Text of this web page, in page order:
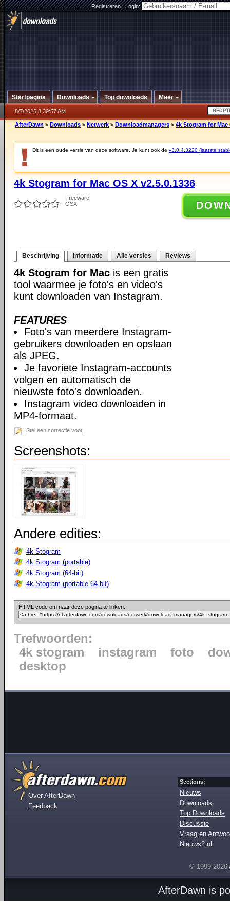
Registreren|Login:
Startpagina Downloads Top downloads Meer
8/7/2026 8:39:57 AM
AfterDawn > Downloads > Netwerk > Downloadmanagers > 4k Stogram for Mac
Dit is een oude versie van deze software. Je kunt ook de v3.0.4.3220 (laatste
4k Stogram for Mac OS X v2.5.0.1336
Freeware
OSX
Beschrijving Informatie Alle versies Reviews
4k Stogram for Mac is een gratis
tool waarmee je foto's en video's
kunt downloaden van Instagram.
FEATURES
Foto's van meerdere Instagram-
gebruikers downloaden en opslaan
als JPEG.
Je favoriete Instagram-accounts
volgen en automatisch de
nieuwste foto's downloaden.
Instagram video downloaden in
MP4-formaat.
Stel een correctie voor
Screenshots:
Andere edities:
4k Stogram
4k Stogram (portable)
4k Stogram (64-bit)
4k Stogram (portable 64-bit)
HTML code om naar deze pagina te linken:
Trefwoorden:
4k stogram
instagram foto
desktop
Over AfterDawn
Feedback
Sections:
Nieuws
Downloads
Top Downloads
Discussie
Vraag en
Nieuws2.nl
© 1999-2026
AfterDawn is